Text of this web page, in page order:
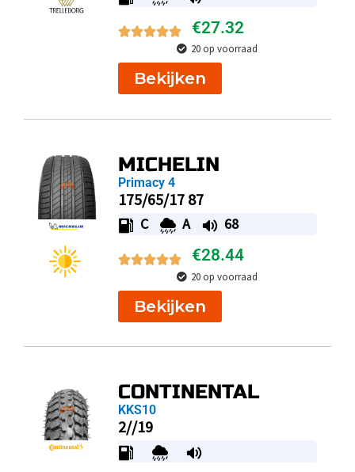
€27.32
20 op voorraad
Bekijken
MICHELIN
Primacy 4
175/65/17 87
C A 68
€28.44
20 op voorraad
Bekijken
CONTINENTAL
KKS10
2//19